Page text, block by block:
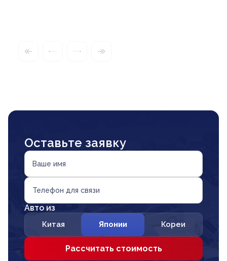
Оставьте заявку
Ваше имя
Телефон для связи
Авто из
Китая Японии Кореи
Рассчитать стоимость